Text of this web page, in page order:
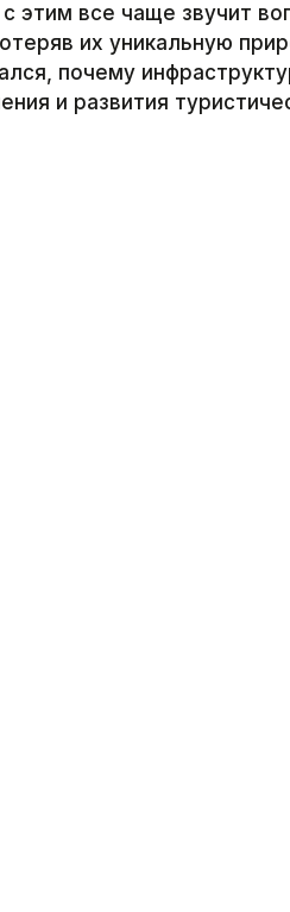
этим все чаще звучит
их уникальную
почему
и развития